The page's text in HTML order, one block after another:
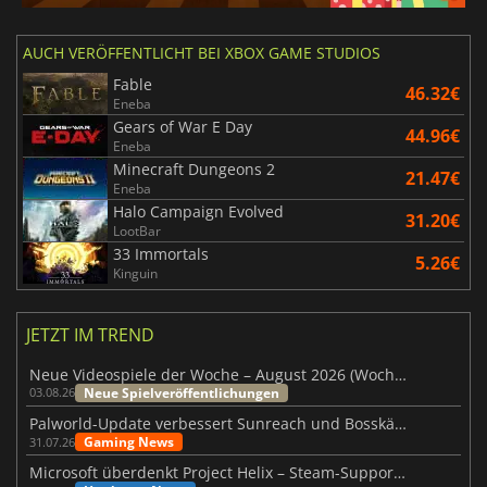
AUCH VERÖFFENTLICHT BEI XBOX GAME STUDIOS
Fable
Eneba 46.32€
Gears of War E Day
Eneba 44.96€
Minecraft Dungeons 2
Eneba 21.47€
Halo Campaign Evolved
LootBar 31.20€
33 Immortals
Kinguin 5.26€
JETZT IM TREND
Neue Videospiele der Woche – August 2026 (Woche 32)
03.08.26 Neue Spielveröffentlichungen
Palworld-Update verbessert Sunreach und Bosskämpfe deutlich
31.07.26 Gaming News
Microsoft überdenkt Project Helix – Steam-Support gefährdet